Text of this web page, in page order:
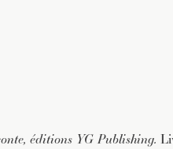
éditions YG Publishing.